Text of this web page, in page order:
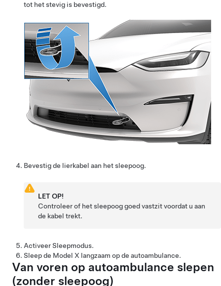
tot het stevig is bevestigd.
Bevestig de lierkabel aan het sleepoog.
LET OP!
Controleer of het sleepoog goed vastzit voordat u aan
de kabel trekt.
ActiveerSleepmodus.
Sleep de Model X langzaam op de autoambulance.
Van voren op autoambulance slepen
(zonder sleepoog)